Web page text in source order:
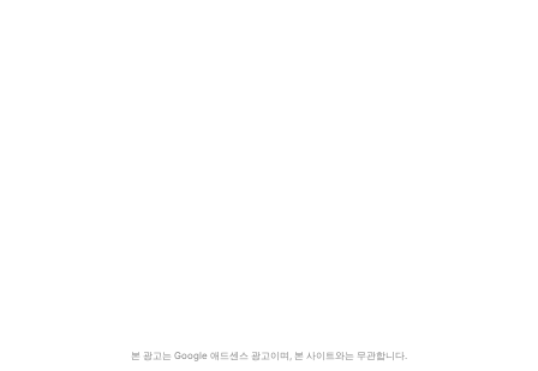
본 광고는 Google 애드센스 광고이며, 본 사이트와는 무관합니다.